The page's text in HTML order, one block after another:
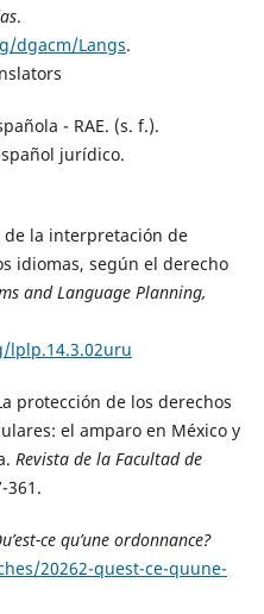
.
dgacm/Langs.
- RAE. (s. f.).
jurídico.
de la interpretación de
idiomas, según el derecho
and Language Planning,
lplp.14.3.02uru
protección de los derechos
el amparo en México y
Revista de la Facultad de
361.
ce qu’une ordonnance?
20262-quest-ce-quune-